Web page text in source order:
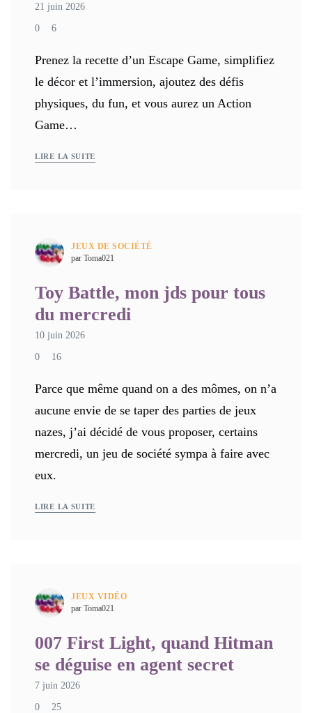
21 juin 2026
0 6
Prenez la recette d’un Escape Game, simplifiez
le décor et l’immersion, ajoutez des défis
physiques, du fun, et vous aurez un Action
Game…
LIRE LA SUITE
JEUX DE SOCIÉTÉ
par Toma021
Toy Battle, mon jds pour tous
du mercredi
10 juin 2026
0 16
Parce que même quand on a des mômes, on n’a
aucune envie de se taper des parties de jeux
nazes, j’ai décidé de vous proposer, certains
mercredi, un jeu de société sympa à faire avec
eux.
LIRE LA SUITE
JEUX VIDÉO
par Toma021
007 First Light, quand Hitman
se déguise en agent secret
7 juin 2026
0 25